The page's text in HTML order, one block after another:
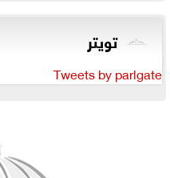
تويتر
Tweets by parlgate